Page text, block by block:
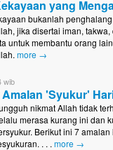
yang
bukanlah
jika disertai iman,
untuk membantu orang
more →
wib
Amalan 'Syukur'
nikmat Allah tidak
merasa kurang ini dan
Berikut ini 7
. . . more →